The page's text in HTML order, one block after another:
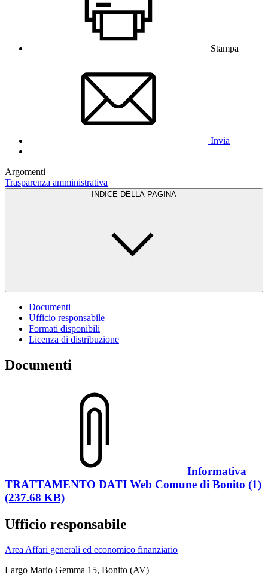
Stampa
Invia
Argomenti
Trasparenza amministrativa
INDICE DELLA PAGINA
Documenti
Ufficio responsabile
Formati disponibili
Licenza di distribuzione
Documenti
Informativa
TRATTAMENTO DATI Web Comune di Bonito (1)
(237.68 KB)
Ufficio responsabile
Area Affari generali ed economico finanziario
Largo Mario Gemma 15, Bonito (AV)